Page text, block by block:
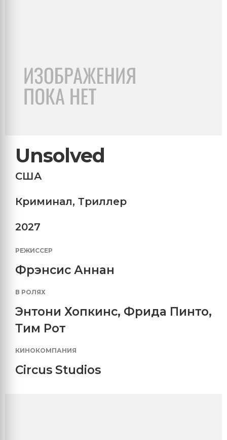
Unsolved
США
Криминал, Триллер
2027
РЕЖИССЕР
Фрэнсис Аннан
В РОЛЯХ
Энтони Хопкинс, Фрида Пинто,
Тим Рот
КИНОКОМПАНИЯ
Circus Studios